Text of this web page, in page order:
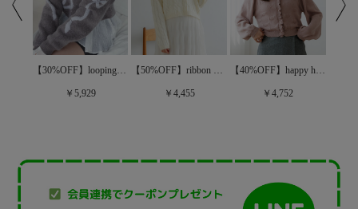
【30%OFF】looping ribbon knit～ﾙｰﾋﾟﾝｸﾞﾘﾎﾞﾝﾆｯﾄ
￥5,929
【50%OFF】ribbon aran knit～ﾘﾎﾞﾝｱﾗﾝﾆｯﾄ
￥4,455
【40%OFF】happy heart cardigan～ﾊｯﾋﾟｰﾊｰﾄｶｰﾃﾞｨｶﾞﾝ
￥4,752